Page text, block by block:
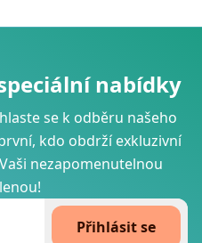
nabídky
se k odběru našeho
kdo obdrží exkluzivní
nezapomenutelnou
Přihlásit se